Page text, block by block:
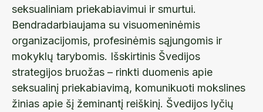
seksualiniam priekabiavimui ir smurtui.
Bendradarbiaujama su visuomeninėmis
organizacijomis, profesinėmis sąjungomis ir
mokyklų tarybomis. Išskirtinis Švedijos
strategijos bruožas – rinkti duomenis apie
seksualinį priekabiavimą, komunikuoti mokslines
žinias apie šį žeminantį reiškinį. Švedijos lyčių